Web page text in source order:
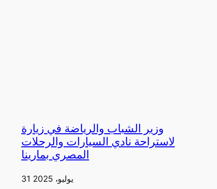
وزير الشباب والرياضة في زيارة
لاستراحة نادي السيارات والرحلات
المصري بمارينا
31 يوليو، 2025